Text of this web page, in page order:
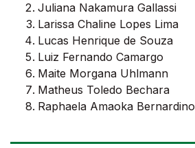
Juliana Nakamura Gallassi
Larissa Chaline Lopes Lima
Lucas Henrique de Souza
Luiz Fernando Camargo
Maite Morgana Uhlmann
Matheus Toledo Bechara
Raphaela Amaoka Bernardino